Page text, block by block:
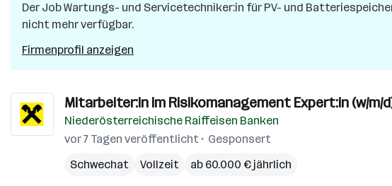
Der JobWartungs- und Servicetechniker:in für PV- und
nicht mehr verfügbar.
Firmenprofil anzeigen
Mitarbeiter:in im Risikomanagement Expert:in (w/m/
Niederösterreichische Raiffeisen Banken
vor 7 Tagen veröffentlicht
Gesponsert
Schwechat
Vollzeit ab 60.000 € jährlich